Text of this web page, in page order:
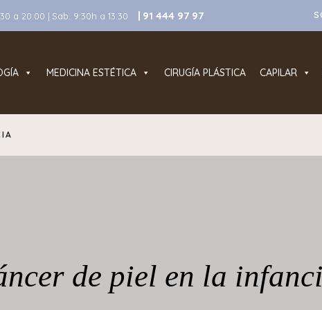
a 20:00 | Sab. 9:30h a 13:30 | 91 444 97 97
MEDICINA ESTÉTICA CIRUGÍA PLÁSTICA CAPILAR
de piel en la